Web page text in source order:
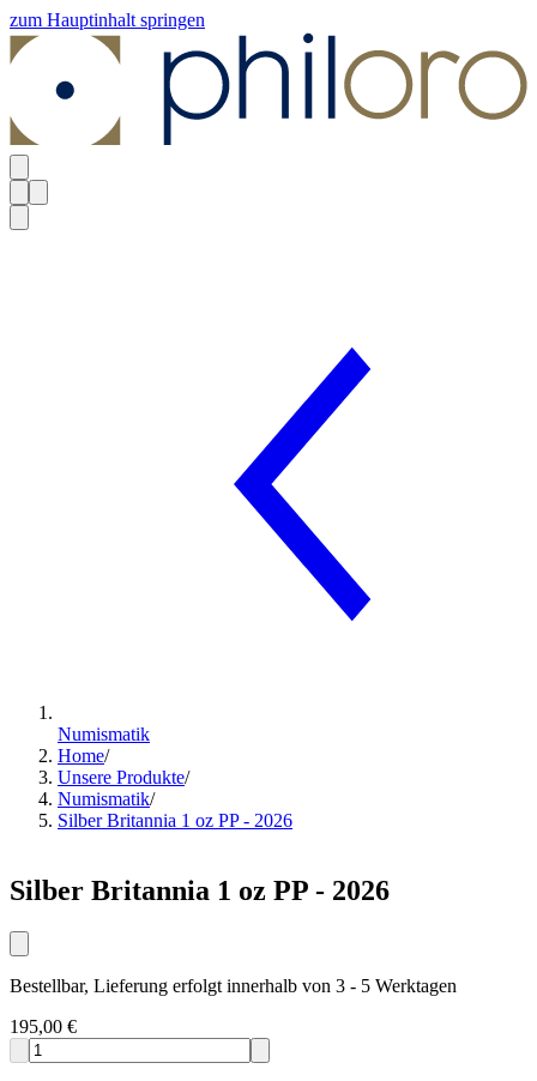
zum Hauptinhalt springen
Numismatik
Home/
Unsere Produkte/
Numismatik/
Silber Britannia 1 oz PP - 2026
Silber Britannia 1 oz PP - 2026
Bestellbar, Lieferung erfolgt innerhalb von 3 - 5 Werktagen
195,00 €